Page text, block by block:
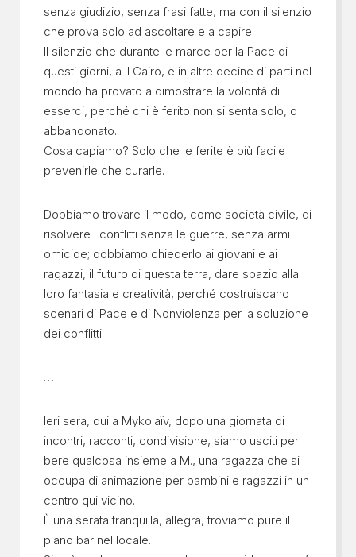
senza giudizio, senza frasi fatte, ma con il silenzio
che prova solo ad ascoltare e a capire.
Il silenzio che durante le marce per la Pace di
questi giorni, a Il Cairo, e in altre decine di parti nel
mondo ha provato a dimostrare la volontà di
esserci, perché chi è ferito non si senta solo, o
abbandonato.
Cosa capiamo? Solo che le ferite è più facile
prevenirle che curarle.
Dobbiamo trovare il modo, come società civile, di
risolvere i conflitti senza le guerre, senza armi
omicide; dobbiamo chiederlo ai giovani e ai
ragazzi, il futuro di questa terra, dare spazio alla
loro fantasia e creatività, perché costruiscano
scenari di Pace e di Nonviolenza per la soluzione
dei conflitti.
…
Ieri sera, qui a Mykolaïv, dopo una giornata di
incontri, racconti, condivisione, siamo usciti per
bere qualcosa insieme a M., una ragazza che si
occupa di animazione per bambini e ragazzi in un
centro qui vicino.
È una serata tranquilla, allegra, troviamo pure il
piano bar nel locale.